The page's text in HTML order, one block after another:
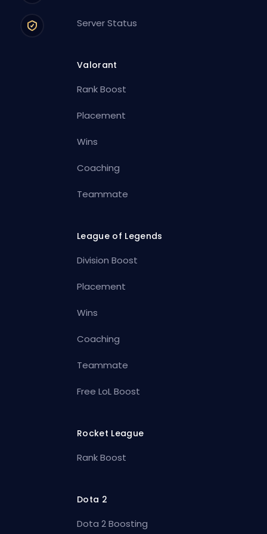
Server Status
Valorant
Rank Boost
Placement
Wins
Coaching
Teammate
League of Legends
Division Boost
Placement
Wins
Coaching
Teammate
Free LoL Boost
Rocket League
Rank Boost
Dota 2
Dota 2 Boosting